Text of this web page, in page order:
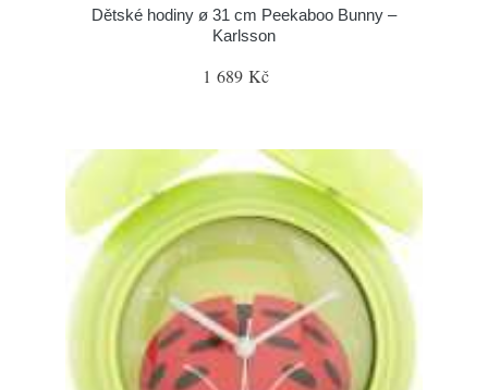
Dětské hodiny ø 31 cm Peekaboo Bunny –
Karlsson
1 689 Kč